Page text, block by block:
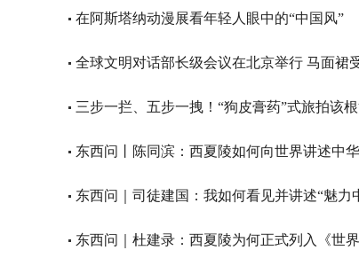
在阿斯塔纳动漫展看年轻人眼中的“中国风”
全球文明对话部长级会议在北京举行 马面裙
三步一拦、五步一拽！“狗皮膏药”式旅拍该根
东西问丨陈同滨：西夏陵如何向世界讲述中
东西问｜司徒建国：我如何看见并讲述“魅力
东西问｜杜建录：西夏陵为何正式列入《世